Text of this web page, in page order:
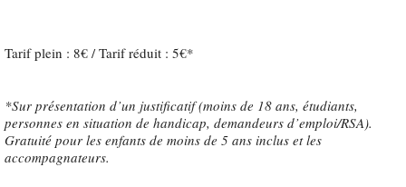
Tarif plein : 8€ / Tarif réduit : 5€*
*Sur présentation d’un justificatif (moins de 18 ans, étudiants,
personnes en situation de handicap, demandeurs d’emploi/RSA).
Gratuité pour les enfants de moins de 5 ans inclus et les
accompagnateurs.